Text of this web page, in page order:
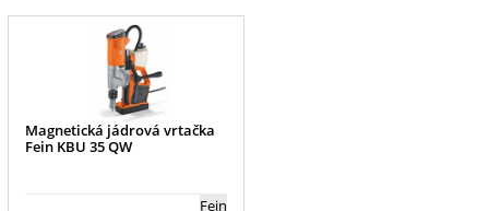
Magnetická jádrová vrtačka
Fein KBU 35 QW
Fein